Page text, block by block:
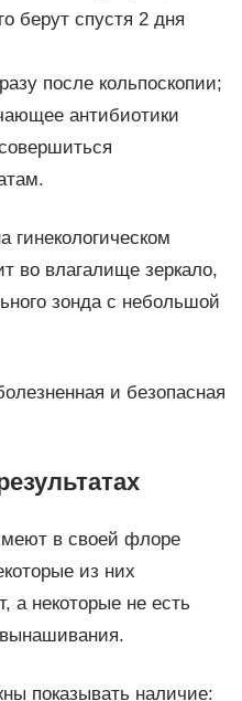
берут спустя 2 дня
после кольпоскопии;
антибиотики
гинекологическом
во влагалище зеркало,
зонда с небольшой
и безопасная
в своей флоре
из них
а некоторые не есть
показывать наличие: